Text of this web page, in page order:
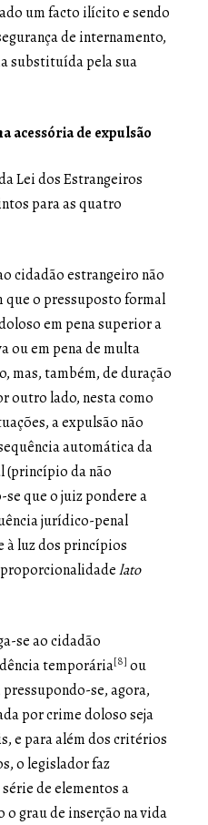
um facto ilícito e sendo
de internamento,
substituída pela sua
acessória de expulsão
Lei dos Estrangeiros
para as quatro
estrangeiro não
que o pressuposto formal
em pena superior a
ou em pena de multa
mas, também, de duração
outro lado, nesta como
a expulsão não
automática da
(princípio da não
que o juiz pondere a
jurídico-penal
à luz dos princípios
lato
se ao cidadão
temporária[8] ou
pressupondo-se, agora,
por crime doloso seja
e para além dos critérios
o legislador faz
de elementos a
o grau de inserção na vida